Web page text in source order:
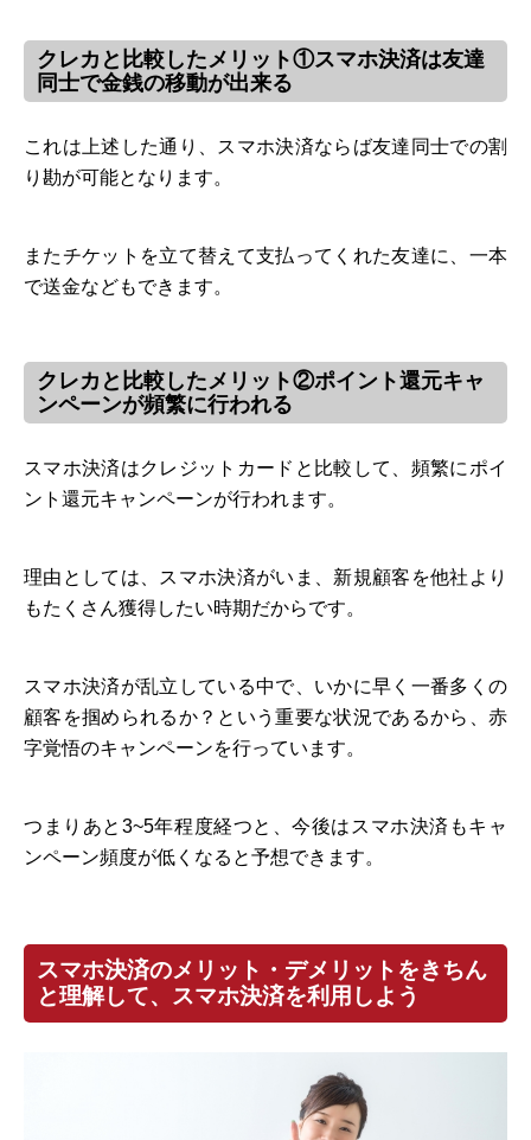
クレカと比較したメリット①スマホ決済は友達
同士で金銭の移動が出来る
これは上述した通り、スマホ決済ならば友達同士での割
り勘が可能となります。
またチケットを立て替えて支払ってくれた友達に、一本
で送金などもできます。
クレカと比較したメリット②ポイント還元キャ
ンペーンが頻繁に行われる
スマホ決済はクレジットカードと比較して、頻繁にポイ
ント還元キャンペーンが行われます。
理由としては、スマホ決済がいま、新規顧客を他社より
もたくさん獲得したい時期だからです。
スマホ決済が乱立している中で、いかに早く一番多くの
顧客を掴められるか？という重要な状況であるから、赤
字覚悟のキャンペーンを行っています。
つまりあと3~5年程度経つと、今後はスマホ決済もキャ
ンペーン頻度が低くなると予想できます。
スマホ決済のメリット・デメリットをきちん
と理解して、スマホ決済を利用しよう